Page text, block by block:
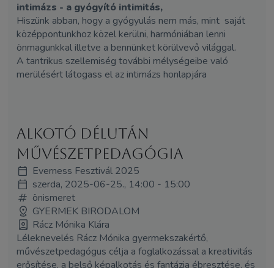
intimázs - a gyógyító intimitás,
Hiszünk abban, hogy a gyógyulás nem más, mint saját
középpontunkhoz közel kerülni, harmóniában lenni
önmagunkkal illetve a bennünket körülvevő világgal.
A tantrikus szellemiség további mélységeibe való
merülésért látogass el az intimázs honlapjára
Alkotó délután
művészetpedagógia
Everness Fesztivál 2025
szerda, 2025-06-25., 14:00 - 15:00
önismeret
GYERMEK BIRODALOM
Rácz Mónika Klára
Léleknevelés Rácz Mónika gyermekszakértő,
művészetpedagógus célja a foglalkozással a kreativitás
erősítése, a belső képalkotás és fantázia ébresztése, és